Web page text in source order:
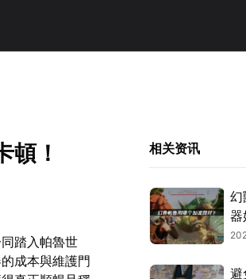
頓！
踏入帕魯世
成本與維護門
相关资讯
幻
器
這
避